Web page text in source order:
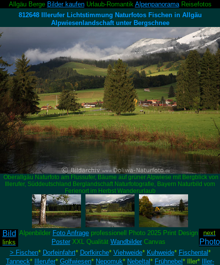
Allgäu Berge Bilder kaufenUrlaub-Romantik AlpenpanoramaReisefotos
812648 Illerufer Lichtstimmung Naturfotos Fischen in Allgäu
Alpwiesenlandschaft unter Bergschnee
Oberallgäu Naturfoto am Flussufer, Bäume auf grüner Alpwiese mit Bergblick von
Illerufer, Süddeutschland Berglandschaft Naturfotografie, Bayern Naturbild vom
Ferienort im Herbst Wanderurlaub
Bild
links
Alpenbilder Foto Anfrage professionell Photo 2025 Print Design
Poster XXL Qualität Wandbilder Canvas
next
Photo
> Fischen* Dorfeinfahrt* Dorfkirche* Viehweide* Kuhweide* Fischental*
Tanneck* Illerufer* Golfwiesen* Nepomuk* Nebeltal* Frühnebel * Iller*
Iller-